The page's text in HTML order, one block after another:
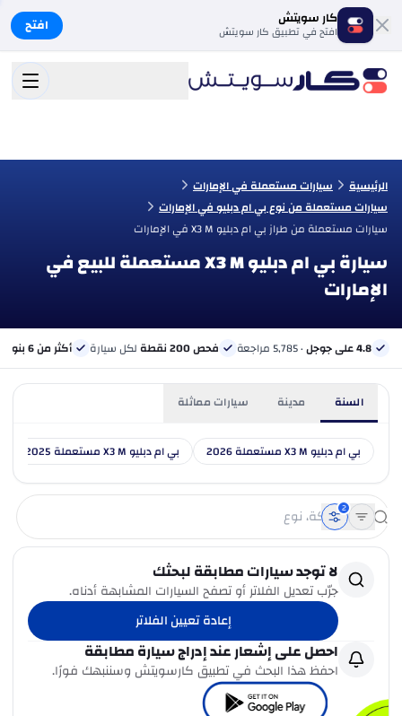
كار سويتش
افتح في تطبيق كار سويتش افتح
الرئيسية
سيارات مستعملة في الإمارات
سيارات مستعملة من نوع بي ام دبليو في الإمارات
سيارات مستعملة من طراز بي ام دبليو X3 M في الإمارات
سيارة بي ام دبليو X3 M مستعملة للبيع في
الإمارات
4.8 على جوجل · 5,785 مراجعة فحص 200 نقطة لكل سيارة أكثر من 6 بنوك
السنة مدينة سيارات مماثلة
بي ام دبليو X3 M مستعملة 2026 بي ام دبليو X3 M مستعملة 2025
2
لا توجد سيارات مطابقة لبحثك
جرّب تعديل الفلاتر أو تصفح السيارات المشابهة أدناه.
إعادة تعيين الفلاتر
احصل على إشعار عند إدراج سيارة مطابقة
احفظ هذا البحث في تطبيق كارسويتش وسننبهك فورًا.